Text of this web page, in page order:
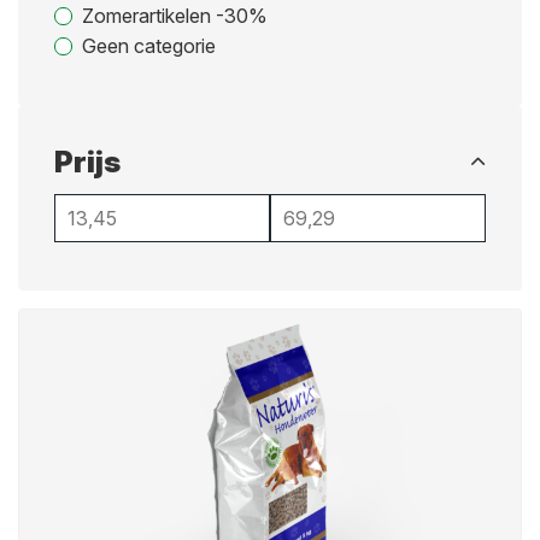
Zomerartikelen -30%
Geen categorie
Prijs